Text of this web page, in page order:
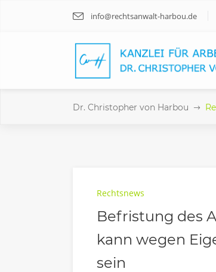
info@rechtsanwalt-harbou.de
Dr. Christopher von Harbou
Rechtsnews
Befristung des
kann wegen
sein